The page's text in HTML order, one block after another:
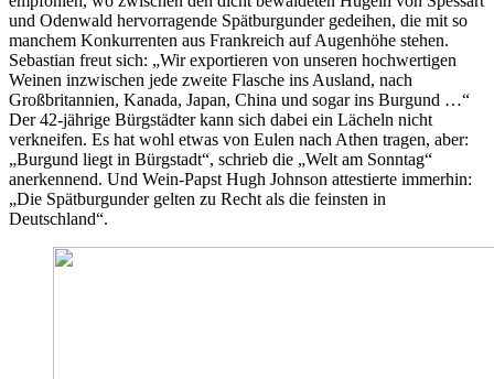
und Odenwald hervorragende Spätburgunder gedeihen, die mit so
manchem Konkurrenten aus Frankreich auf Augenhöhe stehen.
Sebastian freut sich: „Wir exportieren von unseren hochwertigen
Weinen inzwischen jede zweite Flasche ins Ausland, nach
Großbritannien, Kanada, Japan, China und sogar ins Burgund …“
Der 42-jährige Bürgstädter kann sich dabei ein Lächeln nicht
verkneifen. Es hat wohl etwas von Eulen nach Athen tragen, aber:
„Burgund liegt in Bürgstadt“, schrieb die „Welt am Sonntag“
anerkennend. Und Wein-Papst Hugh Johnson attestierte immerhin:
„Die Spätburgunder gelten zu Recht als die feinsten in
Deutschland“.